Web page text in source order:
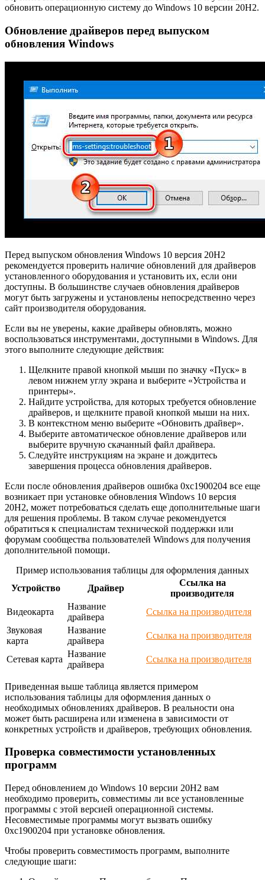
обновить операционную систему до Windows 10 версии 20H2.
Обновление драйверов перед выпуском
обновления Windows
Перед выпуском обновления Windows 10 версия 20H2
рекомендуется проверить наличие обновлений для драйверов
установленного оборудования и установить их, если они
доступны. В большинстве случаев обновления драйверов
могут быть загружены и установлены непосредственно через
сайт производителя оборудования.
Если вы не уверены, какие драйверы обновлять, можно
воспользоваться инструментами, доступными в Windows. Для
этого выполните следующие действия:
Щелкните правой кнопкой мыши по значку «Пуск» в
левом нижнем углу экрана и выберите «Устройства и
принтеры».
Найдите устройства, для которых требуется обновление
драйверов, и щелкните правой кнопкой мыши на них.
В контекстном меню выберите «Обновить драйвер».
Выберите автоматическое обновление драйверов или
выберите вручную скачанный файл драйвера.
Следуйте инструкциям на экране и дождитесь
завершения процесса обновления драйверов.
Если после обновления драйверов ошибка 0xc1900204 все еще
возникает при установке обновления Windows 10 версия
20H2, может потребоваться сделать еще дополнительные шаги
для решения проблемы. В таком случае рекомендуется
обратиться к специалистам технической поддержки или
форумам сообщества пользователей Windows для получения
дополнительной помощи.
Пример использования таблицы для оформления данных
Устройство
Драйвер
Ссылка на
производителя
Видеокарта
Название
драйвера
Ссылка на производителя
Звуковая
карта
Название
драйвера
Ссылка на производителя
Сетевая карта
Название
драйвера
Ссылка на производителя
Приведенная выше таблица является примером
использования таблицы для оформления данных о
необходимых обновлениях драйверов. В реальности она
может быть расширена или изменена в зависимости от
конкретных устройств и драйверов, требующих обновления.
Проверка совместимости установленных
программ
Перед обновлением до Windows 10 версии 20H2 вам
необходимо проверить, совместимы ли все установленные
программы с этой версией операционной системы.
Несовместимые программы могут вызвать ошибку
0xc1900204 при установке обновления.
Чтобы проверить совместимость программ, выполните
следующие шаги: